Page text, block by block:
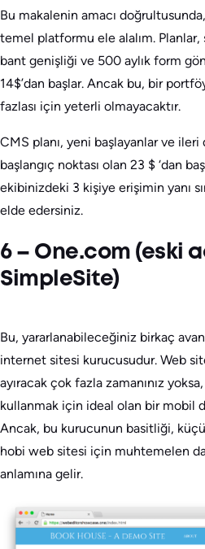
Bu makalenin amacı
temel platformu ele alalım.
bant genişliği ve 500 aylık form
14$’dan başlar. Ancak bu, bir
fazlası için yeterli olmayacaktır.
CMS planı, yeni başlayanlar ve ileri
başlangıç noktası olan 23 $ ‘dan
ekibinizdeki 3 kişiye erişimin yanı
elde edersiniz.
6 – One.com (eski
SimpleSite)
Bu, yararlanabileceğiniz birkaç
internet sitesi kurucusudur. Web
ayıracak çok fazla zamanınız
kullanmak için ideal olan bir mobil
Ancak, bu kurucunun basitliği,
hobi web sitesi için muhtemelen
anlamına gelir.